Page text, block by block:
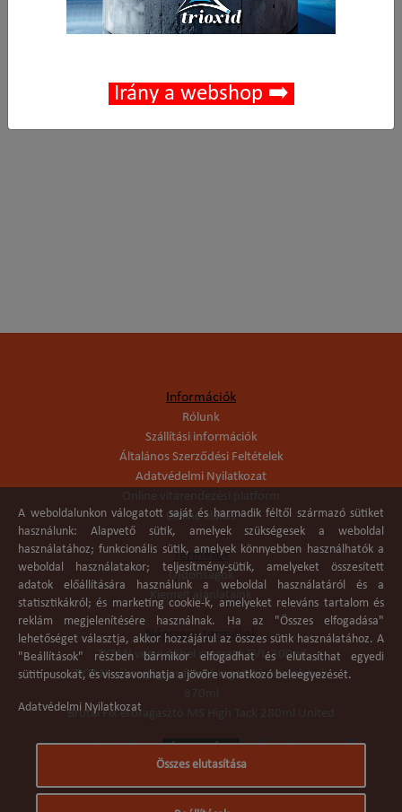
030402-0005
Információk
Rólunk
Szállítási információk
Általános Szerződési Feltételek
Adatvédelmi Nyilatkozat
Online elállás
Termékek
Újdonságok
Kiemelt ajánlataink
Népszerű termékek
TYTAN vegyi dübel ragasztó EVI. 300ml
TYTAN vékonyágyas falazó ragasztó pisztolyhab
Brutál Fix erőragasztó MS High Tack 280ml United
A weboldalunkon válogatott saját és harmadik féltől származó sütiket
használunk: Alapvető sütik, amelyek szükségesek a weboldal
használatához; funkcionális sütik, amelyek könnyebben használhatók a
weboldal használatakor; teljesítmény-sütik, amelyeket összesített
adatok előállítására használunk a weboldal használatáról és a
statisztikákról; és marketing cookie-k, amelyeket releváns tartalom és
reklám megjelenítésére használnak. Ha az "Összes elfogadása"
lehetőséget választja, akkor hozzájárul az összes sütik használatához. A
"Beállítások" részben bármikor elfogadhat és elutasíthat egyedi
sütitípusokat, és visszavonhatja a jövőre vonatkozó beleegyezését.
Adatvédelmi Nyilatkozat
Összes elutasítása
Irány a webshop ➡️